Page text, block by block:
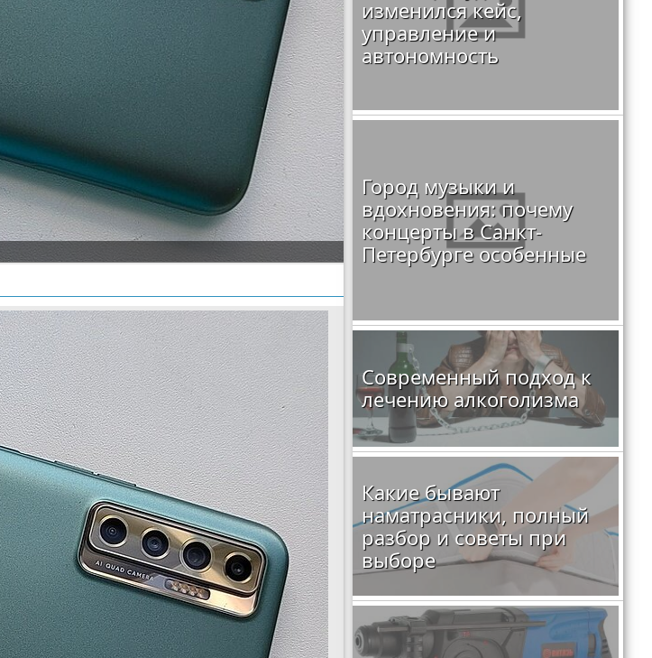
изменился кейс,
управление и
автономность
Город музыки и
вдохновения: почему
концерты в Санкт-
Петербурге особенные
Современный подход к
лечению алкоголизма
Какие бывают
наматрасники, полный
разбор и советы при
выборе